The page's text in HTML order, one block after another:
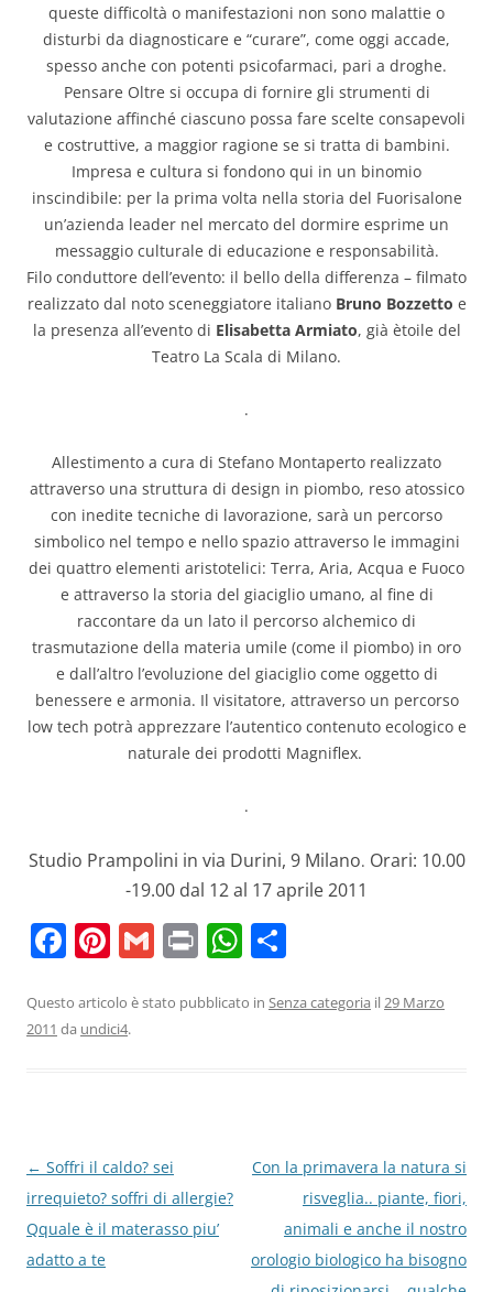
queste difficoltà o manifestazioni non sono malattie o
disturbi da diagnosticare e “curare”, come oggi accade,
spesso anche con potenti psicofarmaci, pari a droghe.
Pensare Oltre si occupa di fornire gli strumenti di
valutazione affinché ciascuno possa fare scelte consapevoli
e costruttive, a maggior ragione se si tratta di bambini.
Impresa e cultura si fondono qui in un binomio
inscindibile: per la prima volta nella storia del Fuorisalone
un’azienda leader nel mercato del dormire esprime un
messaggio culturale di educazione e responsabilità.
Filo conduttore dell’evento: il bello della differenza – filmato
realizzato dal noto sceneggiatore italiano Bruno Bozzetto e
la presenza all’evento di Elisabetta Armiato, già ètoile del
Teatro La Scala di Milano.
.
Allestimento a cura di Stefano Montaperto realizzato
attraverso una struttura di design in piombo, reso atossico
con inedite tecniche di lavorazione, sarà un percorso
simbolico nel tempo e nello spazio attraverso le immagini
dei quattro elementi aristotelici: Terra, Aria, Acqua e Fuoco
e attraverso la storia del giaciglio umano, al fine di
raccontare da un lato il percorso alchemico di
trasmutazione della materia umile (come il piombo) in oro
e dall’altro l’evoluzione del giaciglio come oggetto di
benessere e armonia. Il visitatore, attraverso un percorso
low tech potrà apprezzare l’autentico contenuto ecologico e
naturale dei prodotti Magniflex.
.
Studio Prampolini in via Durini, 9 Milano. Orari: 10.00
-19.00 dal 12 al 17 aprile 2011
F
c
e
o
k
Pi
er
e
G
ai
Pr
t
W
at
p
n
Questo articolo è stato pubblicato in Senza categoria il29 Marzo
2011 da undici4.
Navigazione
articolo
← Soffri il caldo? sei
irrequieto? soffri di allergie?
Qquale è il materasso piu’
adatto a te
Con la primavera la natura si
risveglia.. piante, fiori,
animali e anche il nostro
orologio biologico ha bisogno